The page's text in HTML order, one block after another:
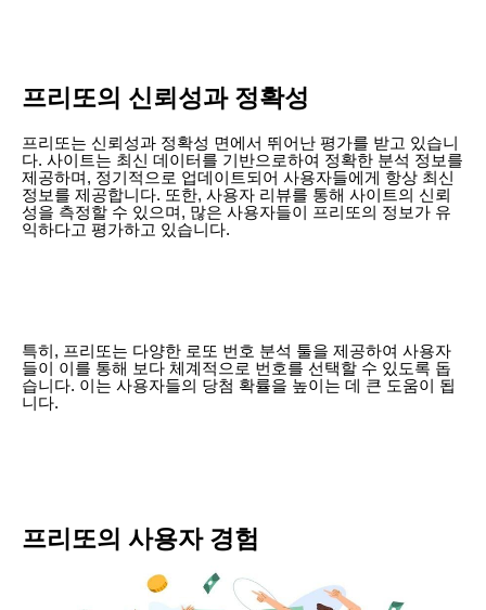
프리또의 신뢰성과 정확성
프리또는 신뢰성과 정확성 면에서 뛰어난 평가를 받고 있습니
다. 사이트는 최신 데이터를 기반으로하여 정확한 분석 정보를
제공하며, 정기적으로 업데이트되어 사용자들에게 항상 최신
정보를 제공합니다. 또한, 사용자 리뷰를 통해 사이트의 신뢰
성을 측정할 수 있으며, 많은 사용자들이 프리또의 정보가 유
익하다고 평가하고 있습니다.
특히, 프리또는 다양한 로또 번호 분석 툴을 제공하여 사용자
들이 이를 통해 보다 체계적으로 번호를 선택할 수 있도록 돕
습니다. 이는 사용자들의 당첨 확률을 높이는 데 큰 도움이 됩
니다.
프리또의 사용자 경험